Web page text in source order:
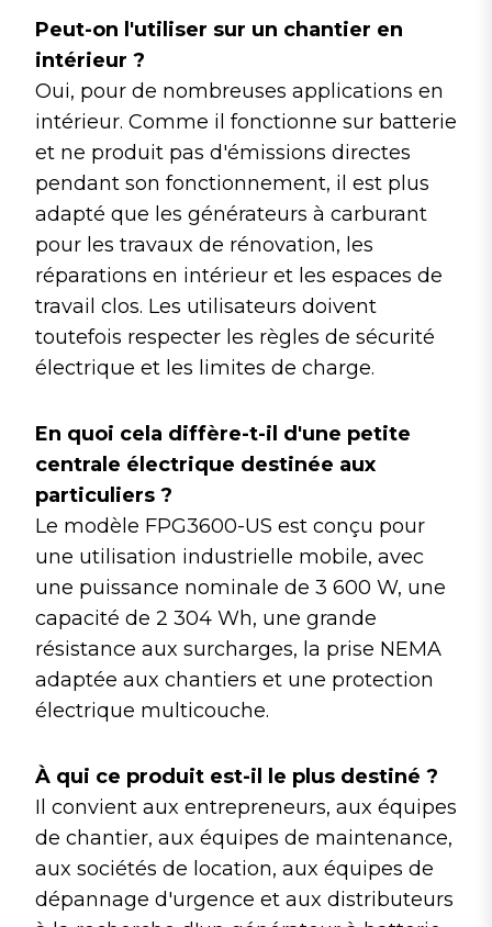
Peut-on l'utiliser sur un chantier en
intérieur ?
Oui, pour de nombreuses applications en
intérieur. Comme il fonctionne sur batterie
et ne produit pas d'émissions directes
pendant son fonctionnement, il est plus
adapté que les générateurs à carburant
pour les travaux de rénovation, les
réparations en intérieur et les espaces de
travail clos. Les utilisateurs doivent
toutefois respecter les règles de sécurité
électrique et les limites de charge.
En quoi cela diffère-t-il d'une petite
centrale électrique destinée aux
particuliers ?
Le modèle FPG3600-US est conçu pour
une utilisation industrielle mobile, avec
une puissance nominale de 3 600 W, une
capacité de 2 304 Wh, une grande
résistance aux surcharges, la prise NEMA
adaptée aux chantiers et une protection
électrique multicouche.
À qui ce produit est-il le plus destiné ?
Il convient aux entrepreneurs, aux équipes
de chantier, aux équipes de maintenance,
aux sociétés de location, aux équipes de
dépannage d'urgence et aux distributeurs